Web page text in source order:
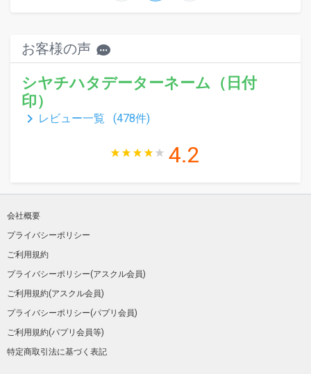
お客様の声
シヤチハタデーターネーム（日付
印）
keyboard_arrow_right レビュー一覧 (478件)
4.2
会社概要
プライバシーポリシー
ご利用規約
プライバシーポリシー(アスクル会員)
ご利用規約(アスクル会員)
プライバシーポリシー(パプリ会員)
ご利用規約(パプリ会員等)
特定商取引法に基づく表記